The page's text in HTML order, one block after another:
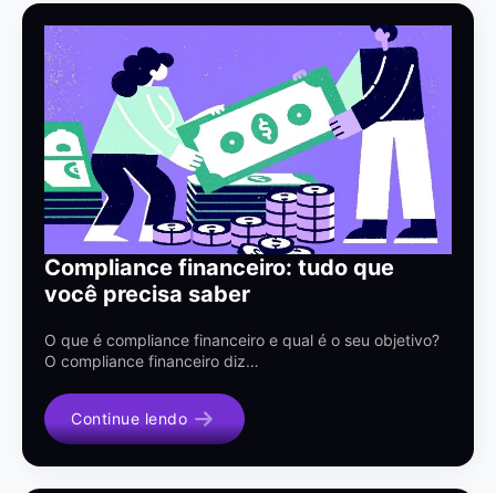
Compliance financeiro: tudo que
você precisa saber
O que é compliance financeiro e qual é o seu objetivo?
O compliance financeiro diz…
Continue lendo